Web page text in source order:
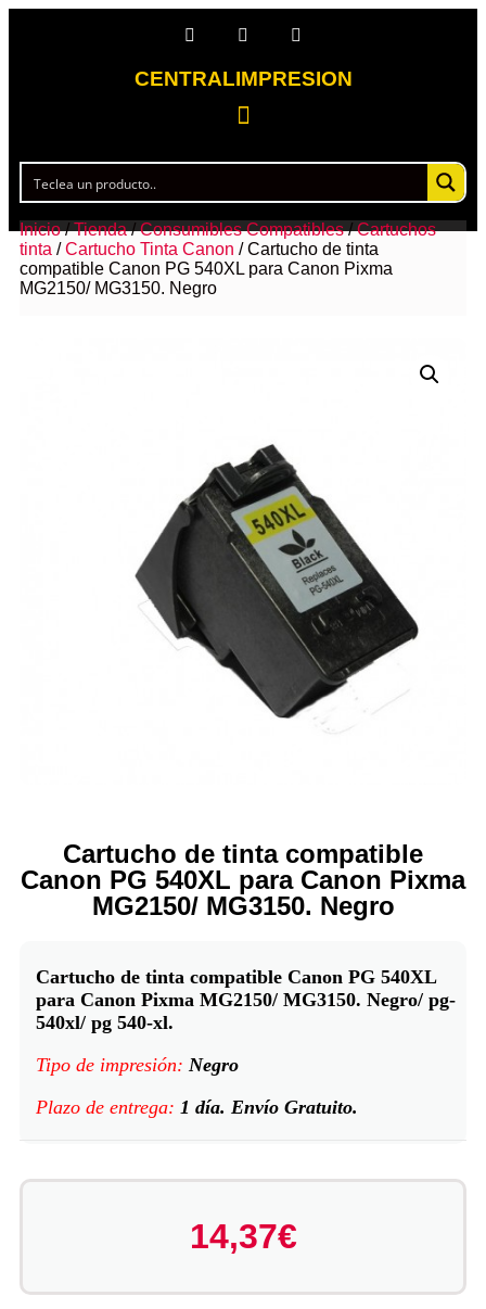
CENTRALIMPRESION
Inicio/Tienda/Consumibles Compatibles/Cartuchos
tinta /Cartucho Tinta Canon / Cartucho de tinta
compatible Canon PG 540XL para Canon Pixma
MG2150/ MG3150. Negro
Cartucho de tinta compatible
Canon PG 540XL para Canon Pixma
MG2150/ MG3150. Negro
Cartucho de tinta compatible Canon PG 540XL
para Canon Pixma MG2150/ MG3150. Negro/ pg-
540xl/ pg 540-xl.
Tipo de impresión: Negro
Plazo de entrega: 1 día. Envío Gratuito.
14,37€